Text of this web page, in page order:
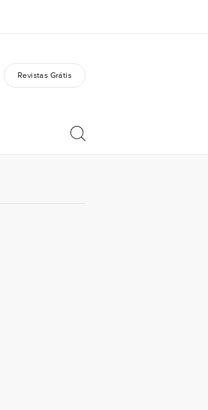
Carreiras
Revistas Grátis